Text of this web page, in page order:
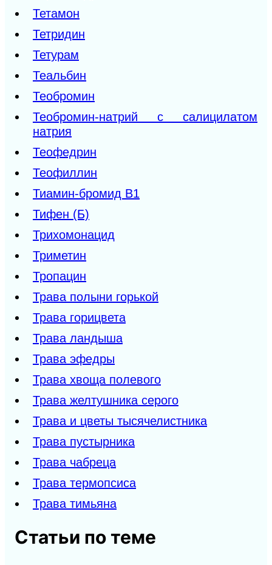
Тетамон
Тетридин
Тетурам
Теальбин
Теобромин
Теобромин-натрий с салицилатом
натрия
Теофедрин
Теофиллин
Тиамин-бромид В1
Тифен (Б)
Трихомонацид
Триметин
Тропацин
Трава полыни горькой
Трава горицвета
Трава ландыша
Трава эфедры
Трава хвоща полевого
Трава желтушника серого
Трава и цветы тысячелистника
Трава пустырника
Трава чабреца
Трава термопсиса
Трава тимьяна
Статьи по теме